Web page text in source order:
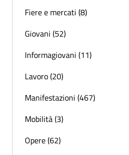
Fiere e mercati (8)
Giovani (52)
Informagiovani (11)
Lavoro (20)
Manifestazioni (467)
Mobilità (3)
Opere (62)